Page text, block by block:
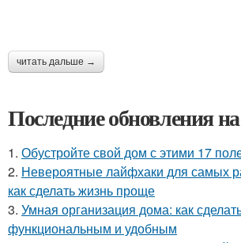
читать дальше →
Последние обновления
1. Обустройте свой дом с этими 17
2. Невероятные лайфхаки для самых
как сделать жизнь проще
3. Умная организация дома: как
функциональным и удобным